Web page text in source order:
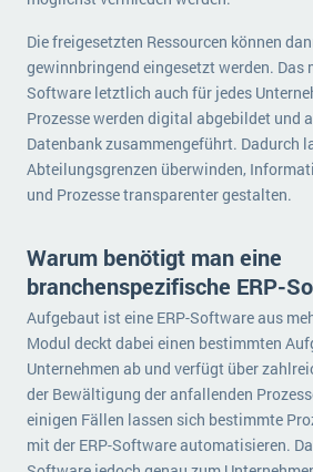
Die freigesetzten Ressourcen können
gewinnbringend eingesetzt werden. Das
Software letztlich auch für jedes
Prozesse werden digital abgebildet und
Datenbank zusammengeführt. Dadurch
Abteilungsgrenzen überwinden,
und Prozesse transparenter gestalten.
Warum benötigt man eine
branchenspezifische ERP-
Aufgebaut ist eine ERP-Software aus
Modul deckt dabei einen bestimmten
Unternehmen ab und verfügt über
der Bewältigung der anfallenden
einigen Fällen lassen sich bestimmte
mit der ERP-Software automatisieren.